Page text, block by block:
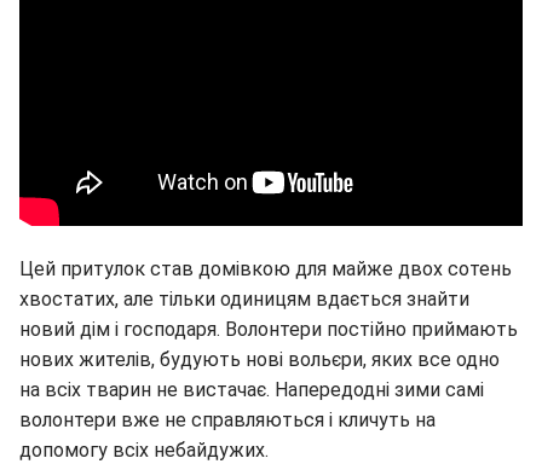
Цей притулок став домівкою для майже двох сотень
хвостатих, але тільки одиницям вдається знайти
новий дім і господаря. Волонтери постійно приймають
нових жителів, будують нові вольєри, яких все одно
на всіх тварин не вистачає. Напередодні зими самі
волонтери вже не справляються і кличуть на
допомогу всіх небайдужих.